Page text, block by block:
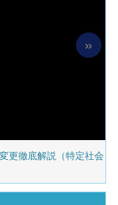
更徹底解説（特定社会
»